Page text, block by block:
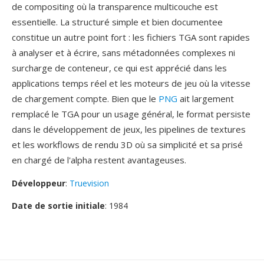
de compositing où la transparence multicouche est
essentielle. La structuré simple et bien documentee
constitue un autre point fort : les fichiers TGA sont rapides
à analyser et à écrire, sans métadonnées complexes ni
surcharge de conteneur, ce qui est apprécié dans les
applications temps réel et les moteurs de jeu où la vitesse
de chargement compte. Bien que le PNG ait largement
remplacé le TGA pour un usage général, le format persiste
dans le développement de jeux, les pipelines de textures
et les workflows de rendu 3D où sa simplicité et sa prisé
en chargé de l'alpha restent avantageuses.
Développeur: Truevision
Date de sortie initiale: 1984